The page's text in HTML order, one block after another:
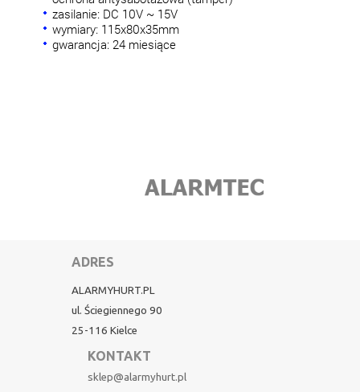
zasilanie: DC 10V ~ 15V
wymiary: 115x80x35mm
gwarancja: 24 miesiące
ADRES
ALARMYHURT.PL
ul. Ściegiennego 90
25-116 Kielce
KONTAKT
sklep@alarmyhurt.pl